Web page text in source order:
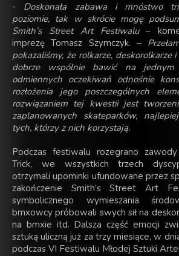
- Doskonała zabawa i mnóstwo
poziomie, tak w skrócie mogę
Smith’s Street Art Festiwalu–
imprezę Tomasz Szymczyk. –
pokazaliśmy, że rolkarze, deskorolkarze
dobrze wspólnie bawić na jednym
odmiennych oczekiwań odnośnie
rozłożenia jego poszczególnych
rozwiązaniem tej kwestii jest
zaplanowanych skateparków,
tych, którzy z nich korzystają.
Podczas festiwalu rozegrano
Trick, we wszystkich trzech
otrzymali upominki ufundowane przez
zakończenie Smith’s Street Art
symbolicznego wymieszania
bmxowcy próbowali swych sił na
na bmxie itd. Dalsza część emocji
sztuką uliczną już za trzy miesiące, w
podczas VI Festiwalu Młodej Sztuki